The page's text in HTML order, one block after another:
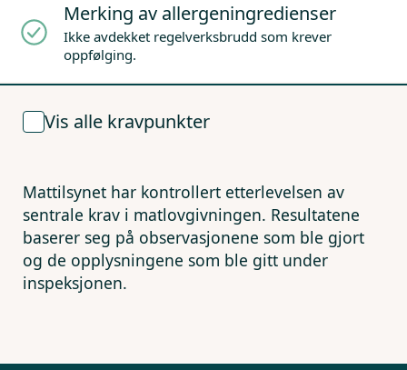
Merking av allergeningredienser
Ikke avdekket regelverksbrudd som krever
oppfølging.
Vis alle kravpunkter
Mattilsynet har kontrollert etterlevelsen av
sentrale krav i matlovgivningen. Resultatene
baserer seg på observasjonene som ble gjort
og de opplysningene som ble gitt under
inspeksjonen.